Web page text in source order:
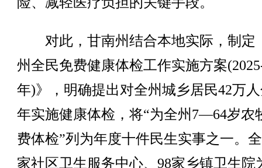
对此，甘南州结合本地实际，制定
州全民免费健康体检工作实施方案
年)》，明确提出对全州城乡居民42万
年实施健康体检，将“为全州7—64岁农
费体检”列为年度十件民生实事之一。
家社区卫生服务中心、98家乡镇卫生院